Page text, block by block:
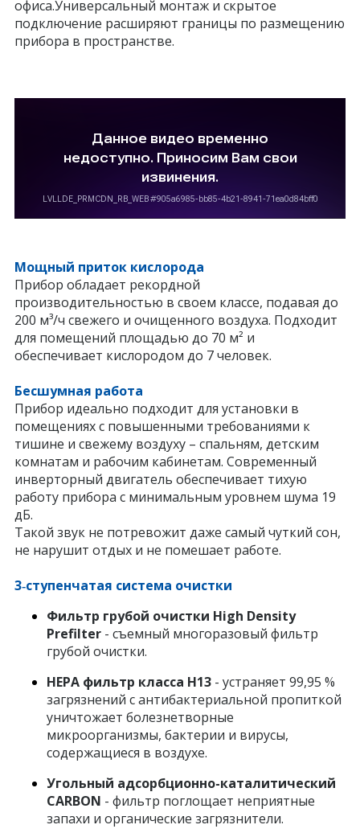
офиса.Универсальный монтаж и скрытое
подключение расширяют границы по размещению
прибора в пространстве.
Мощный приток кислорода
Прибор обладает рекордной
производительностью в своем классе, подавая до
200 м³/ч свежего и очищенного воздуха. Подходит
для помещений площадью до 70 м² и
обеспечивает кислородом до 7 человек.
Бесшумная работа
Прибор идеально подходит для установки в
помещениях с повышенными требованиями к
тишине и свежему воздуху – спальням, детским
комнатам и рабочим кабинетам. Современный
инверторный двигатель обеспечивает тихую
работу прибора с минимальным уровнем шума 19
дБ.
Такой звук не потревожит даже самый чуткий сон,
не нарушит отдых и не помешает работе.
3‑ступенчатая система очистки
Фильтр грубой очистки High Density
Prefilter - съемный многоразовый фильтр
грубой очистки.
HEPA фильтр класса Н13 - устраняет 99,95 %
загрязнений с антибактериальной пропиткой
уничтожает болезнетворные
микроорганизмы, бактерии и вирусы,
содержащиеся в воздухе.
Угольный адсорбционно-каталитический
CARBON - фильтр поглощает неприятные
запахи и органические загрязнители.